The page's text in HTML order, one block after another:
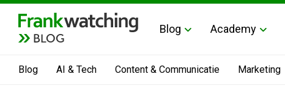
BLOG
Blog Academy
Blog AI & Tech Content & Communicatie Marketing